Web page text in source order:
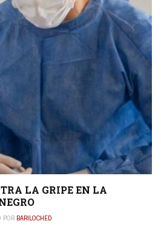
LA GRIPE EN LA
POR BARILOCHED